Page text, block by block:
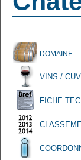
DOMAINE
VINS /
FICHE